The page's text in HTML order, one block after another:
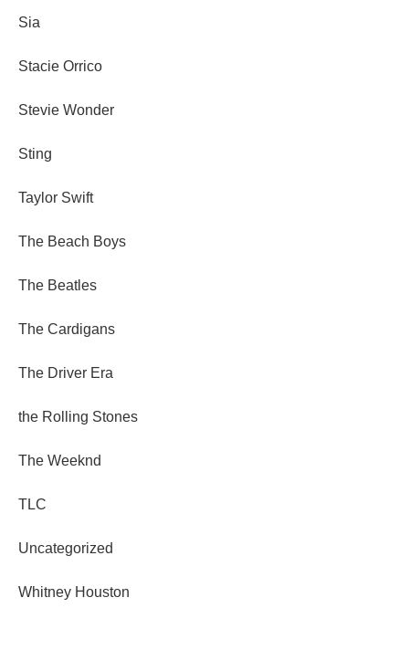
Sia
Stacie Orrico
Stevie Wonder
Sting
Taylor Swift
The Beach Boys
The Beatles
The Cardigans
The Driver Era
the Rolling Stones
The Weeknd
TLC
Uncategorized
Whitney Houston